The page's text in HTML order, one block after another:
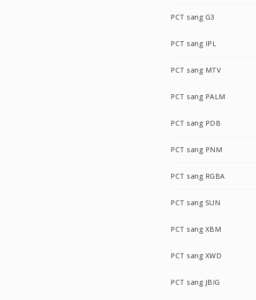
PCT sang G3
PCT sang IPL
PCT sang MTV
PCT sang PALM
PCT sang PDB
PCT sang PNM
PCT sang RGBA
PCT sang SUN
PCT sang XBM
PCT sang XWD
PCT sang JBIG